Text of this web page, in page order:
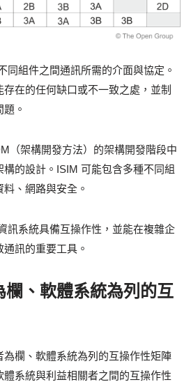
同組件之間通訊所需的介面與協定。
在的任何缺口或不一致之處，並制
。
（架構開發方法）的架構開發階段中
的設計。ISIM 可能包含多種不同組
、網路與安全。
訊系統具備互操作性，並能在複雜企
訊的重要工具。
欄、軟體系統為列的互
欄、軟體系統為列的互操作性矩陣
系統與利益相關者之間的互操作性